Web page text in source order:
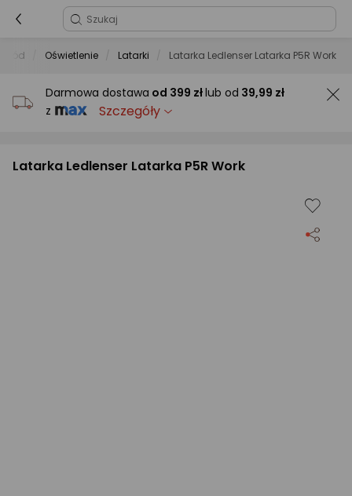
Oświetlenie Latarki Latarka Ledlenser Latarka P5R Work
Darmowa dostawa od 399 złlub od 39,99 zł
z
Szczegóły
Latarka Ledlenser Latarka P5R Work